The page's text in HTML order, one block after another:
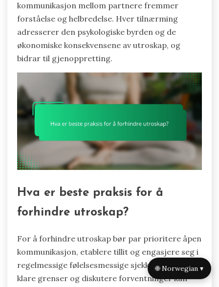
kommunikasjon mellom partnere fremmer
forståelse og helbredelse. Hver tilnærming
adresserer den psykologiske byrden og de
økonomiske konsekvensene av utroskap, og
bidrar til gjenoppretting.
Hva er beste praksis for å
forhindre utroskap?
For å forhindre utroskap bør par prioritere åpen
kommunikasjon, etablere tillit og engasjere seg i
regelmessige følelsesmessige sjekker. Å sette
klare grenser og diskutere forventninger kan
🌐 Norwegian ▾